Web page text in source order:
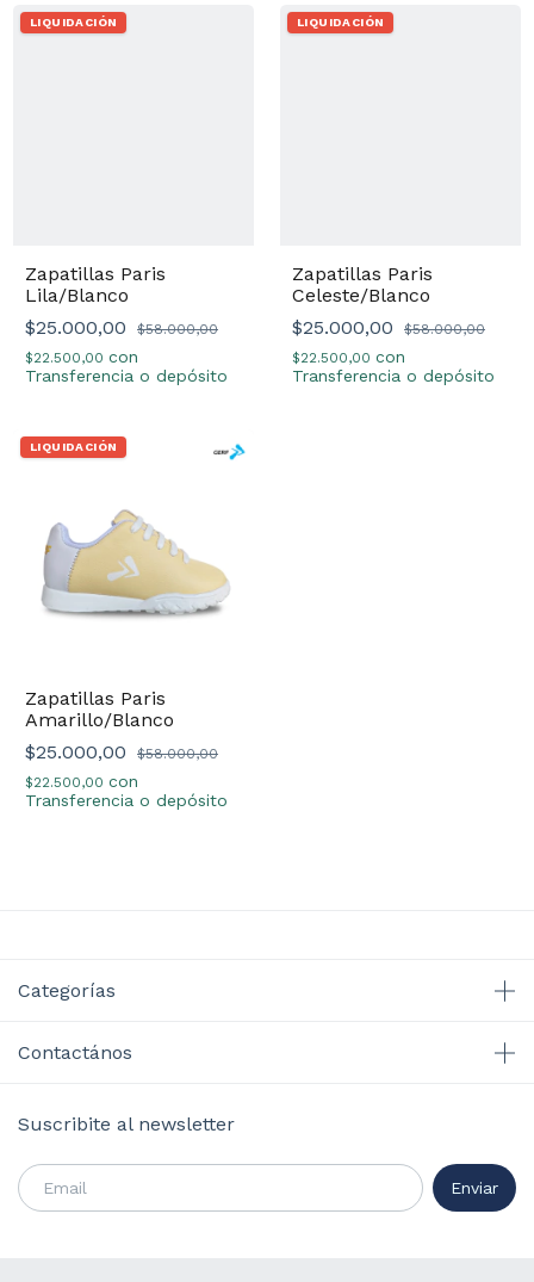
LIQUIDACIÓN
Zapatillas Paris
Lila/Blanco
$25.000,00
$58.000,00
$22.500,00 con
Transferencia o depósito
LIQUIDACIÓN
Zapatillas Paris
Celeste/Blanco
$25.000,00
$58.000,00
$22.500,00 con
Transferencia o depósito
LIQUIDACIÓN
Zapatillas Paris
Amarillo/Blanco
$25.000,00
$58.000,00
$22.500,00 con
Transferencia o depósito
Categorías
Contactános
Suscribite al newsletter